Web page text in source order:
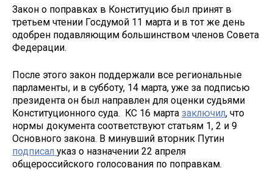
Закон о поправках в Конституцию был принят в
третьем чтении Госдумой 11 марта и в тот же день
одобрен подавляющим большинством членов Совета
Федерации.
После этого закон поддержали все региональные
парламенты, и в субботу, 14 марта, уже за подписью
президента он был направлен для оценки судьями
Конституционного суда. КС 16 марта заключил, что
нормы документа соответствуют статьям 1, 2 и 9
Основного закона. В минувший вторник Путин
подписал указ о назначении 22 апреля
общероссийского голосования по поправкам.